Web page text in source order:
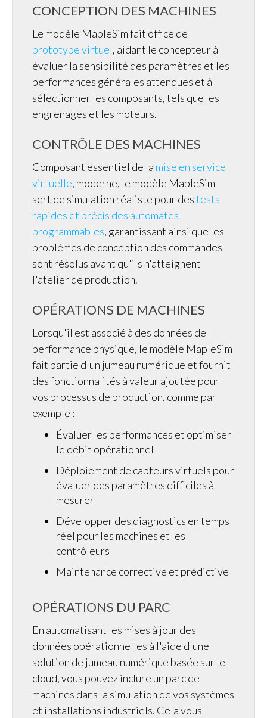
CONCEPTION DES MACHINES
Le modèle MapleSim fait office de
prototype virtuel, aidant le concepteur à
évaluer la sensibilité des paramètres et les
performances générales attendues et à
sélectionner les composants, tels que les
engrenages et les moteurs.
CONTRÔLE DES MACHINES
Composant essentiel de la mise en service
virtuelle, moderne, le modèle MapleSim
sert de simulation réaliste pour destests
rapides et précis des automates
programmables, garantissant ainsi que les
problèmes de conception des commandes
sont résolus avant qu'ils n'atteignent
l'atelier de production.
OPÉRATIONS DE MACHINES
Lorsqu'il est associé à des données de
performance physique, le modèle MapleSim
fait partie d'un jumeau numérique et fournit
des fonctionnalités à valeur ajoutée pour
vos processus de production, comme par
exemple :
Évaluer les performances et optimiser
le débit opérationnel
Déploiement de capteurs virtuels pour
évaluer des paramètres difficiles à
mesurer
Développer des diagnostics en temps
réel pour les machines et les
contrôleurs
Maintenance corrective et prédictive
OPÉRATIONS DU PARC
En automatisant les mises à jour des
données opérationnelles à l'aide d'une
solution de jumeau numérique basée sur le
cloud, vous pouvez inclure un parc de
machines dans la simulation de vos systèmes
et installations industriels. Cela vous